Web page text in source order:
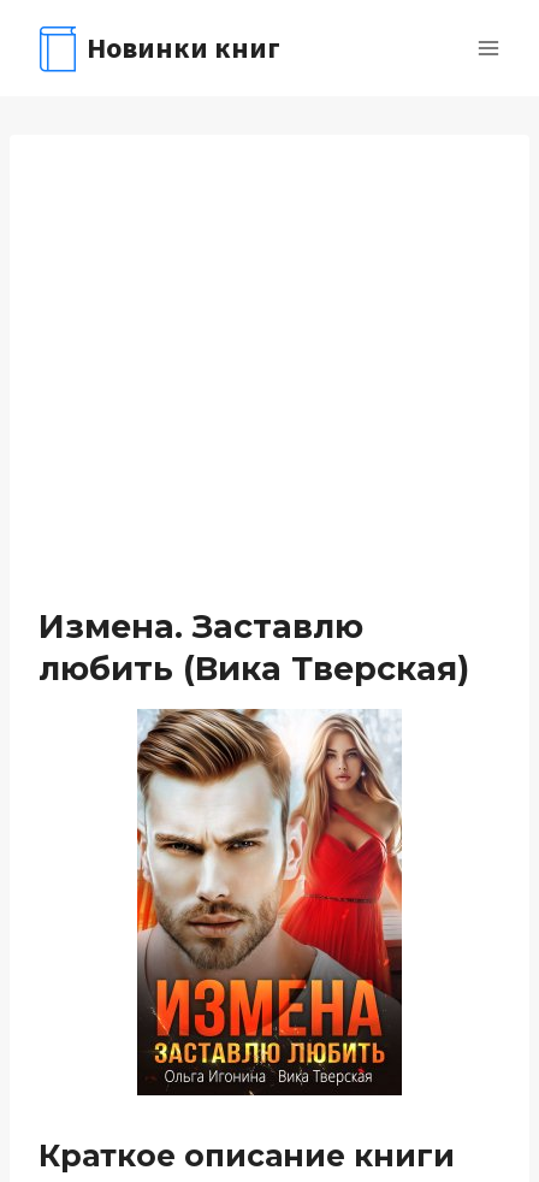
содержимому
Новинки книг
Измена. Заставлю
любить (Вика Тверская)
Краткое описание книги